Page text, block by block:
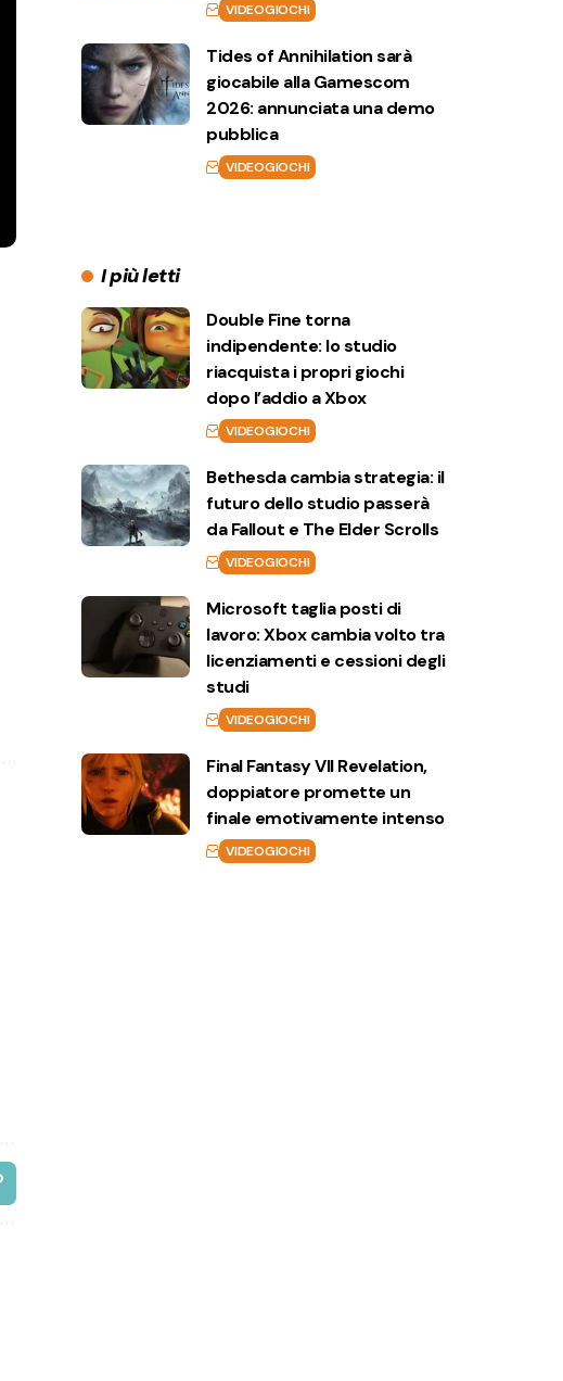
VIDEOGIOCHI
Tides of Annihilation sarà
giocabile alla Gamescom
2026: annunciata una demo
pubblica
VIDEOGIOCHI
I più letti
Double Fine torna
indipendente: lo studio
riacquista i propri giochi
dopo l’addio a Xbox
VIDEOGIOCHI
Bethesda cambia strategia: il
futuro dello studio passerà
da Fallout e The Elder Scrolls
VIDEOGIOCHI
Microsoft taglia posti di
lavoro: Xbox cambia volto tra
licenziamenti e cessioni degli
studi
VIDEOGIOCHI
Final Fantasy VII Revelation,
doppiatore promette un
finale emotivamente intenso
VIDEOGIOCHI